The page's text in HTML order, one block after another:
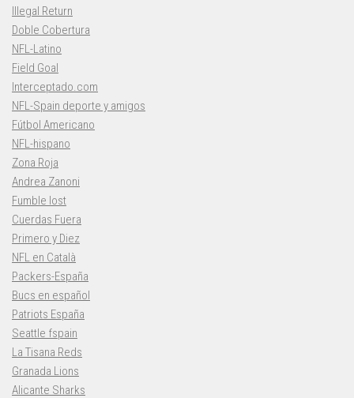
Illegal Return
Doble Cobertura
NFL-Latino
Field Goal
Interceptado.com
NFL-Spain deporte y amigos
Fútbol Americano
NFL-hispano
Zona Roja
Andrea Zanoni
Fumble lost
Cuerdas Fuera
Primero y Diez
NFL en Català
Packers-España
Bucs en español
Patriots España
Seattle fspain
La Tisana Reds
Granada Lions
Alicante Sharks